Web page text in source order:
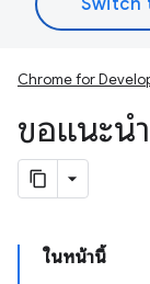
Chrome for
ขอแนะน
ในหน้านี้